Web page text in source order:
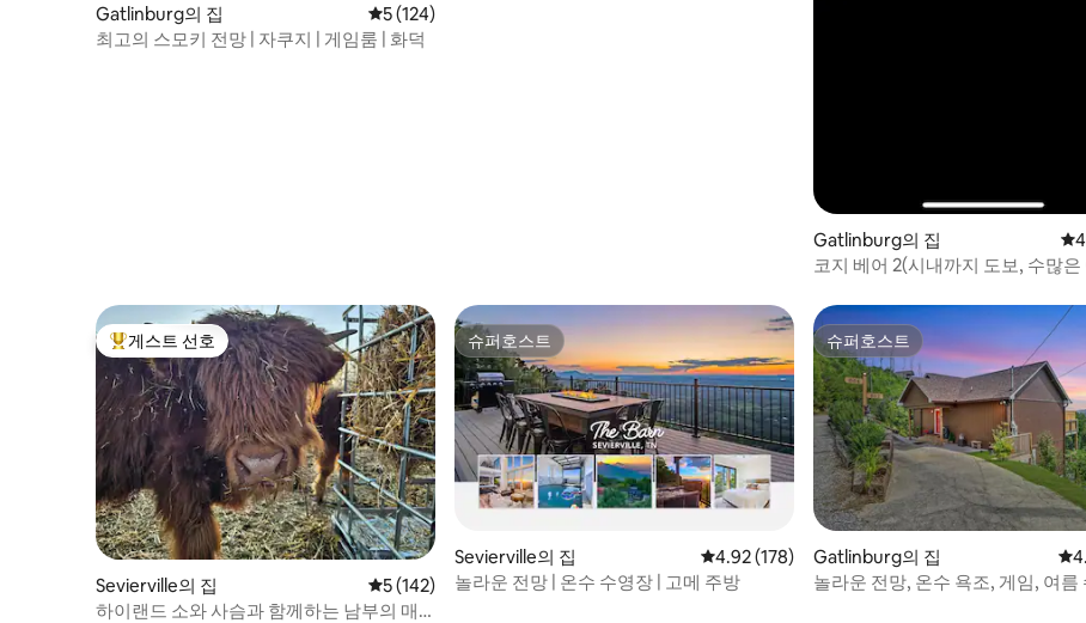
Gatlinburg의 집 평점 5점(5점 만점), 후기 124개
5 (124)
최고의 스모키 전망 | 자쿠지 | 게임룸 | 화덕
Gatlinburg의 집 평
코지 베어 2(시내까지 도보, 수많은
상위 게스트 선호
게스트 선호
Sevierville의 집 평점 5점(5점 만점), 후기 142개
5 (142)
하이랜드 소와 사슴과 함께하는 남부의 매
슈퍼호스트
슈퍼호스트
Sevierville의 집 평점 4.92점(5점 만점), 후기 178개
4.92 (178)
놀라운 전망 | 온수 수영장 | 고메 주방
슈퍼호스트
슈퍼호스트
Gatlinburg의 집 평
놀라운 전망, 온수 욕조, 게임, 여름